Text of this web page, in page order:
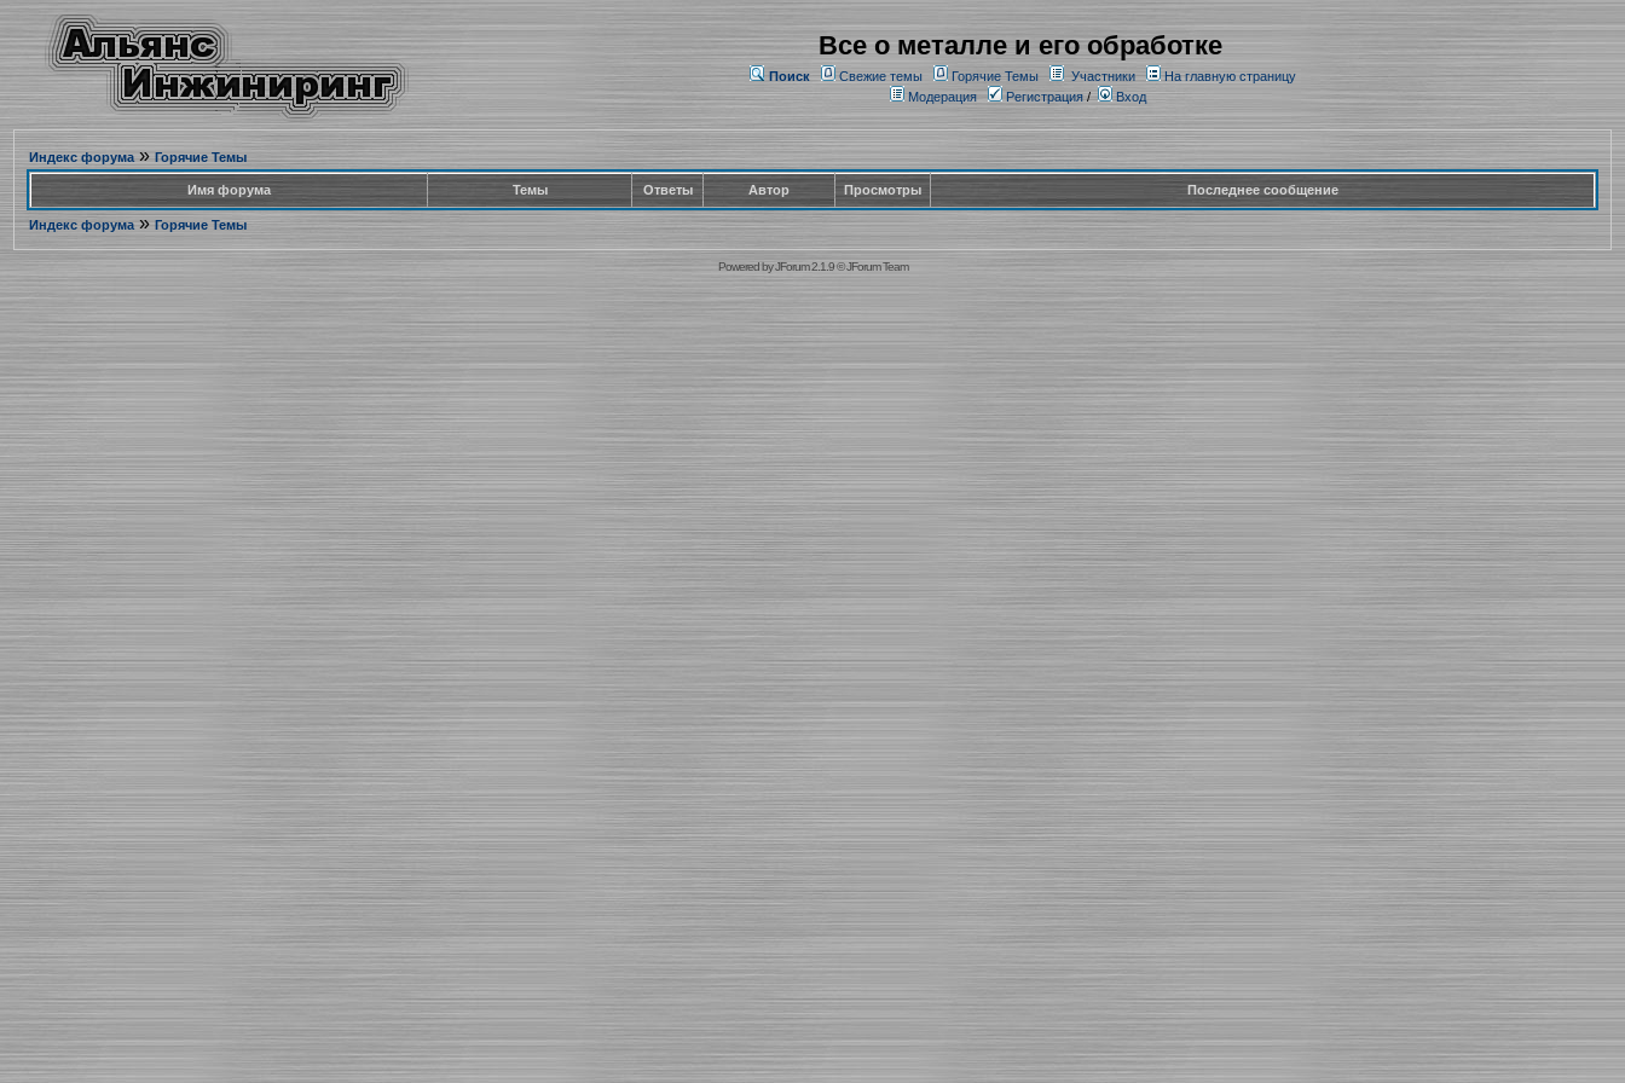
Все о металле и его обработке
Поиск Свежие темы Горячие Темы Участники
На главную страницу
Модерация
Регистрация/ Вход
Индекс форума» Горячие Темы
Имя форума Темы Ответы Автор Просмотры Последнее сообщение
Индекс форума» Горячие Темы
Powered byJForum 2.1.9©JForum Team